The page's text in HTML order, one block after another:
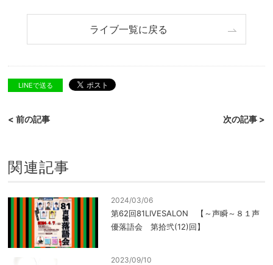
ライブ一覧に戻る
LINEで送る
< 前の記事 次の記事 >
関連記事
2024/03/06
第62回81LIVESALON 【～声瞬～８１声
優落語会 第拾弐(12)回】
2023/09/10